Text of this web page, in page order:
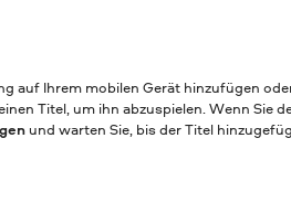
auf Ihrem mobilen Gerät hinzufügen
Titel, um ihn abzuspielen. Wenn Sie
und warten Sie, bis der Titel